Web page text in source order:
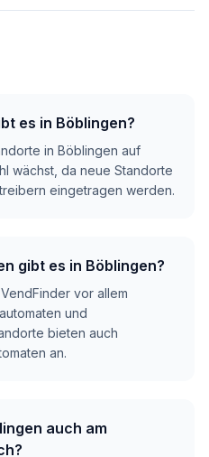
es in Böblingen?
in Böblingen auf
wächst, da neue Standorte
eingetragen werden.
gibt es in Böblingen?
vor allem
und
bieten auch
an.
auch am